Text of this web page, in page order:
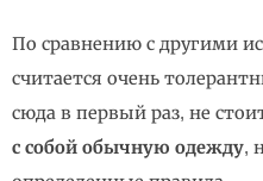
По сравнению с другими
считается очень
сюда в первый раз, не
с собой обычную одежду,